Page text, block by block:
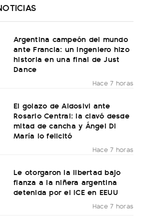
Argentina campeón del mundo
ante Francia: un ingeniero hizo
historia en una final de Just
Dance
Hace 7 horas
El golazo de Aldosivi ante
Rosario Central: la clavó desde
mitad de cancha y Ángel Di
María lo felicitó
Hace 7 horas
Le otorgaron la libertad bajo
fianza a la niñera argentina
detenida por el ICE en EEUU
Hace 7 horas